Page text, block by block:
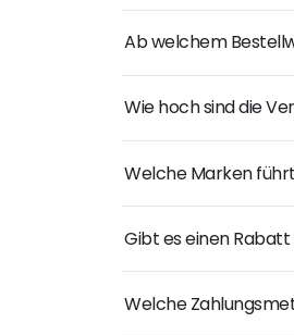
Ab welchem
Wie hoch sind die
Welche Marken
Gibt es einen
Welche